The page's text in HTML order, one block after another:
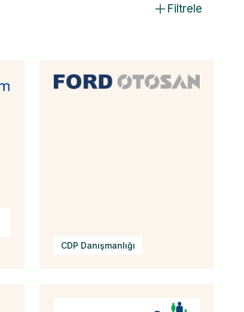
Filtrele
CDP Danışmanlığı